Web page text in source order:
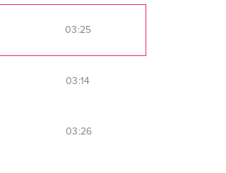
03:25
03:14
03:26